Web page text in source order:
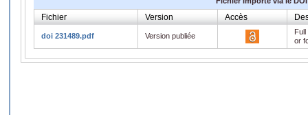
Fichier Version Accès
doi 231489.pdf Version publiée
or